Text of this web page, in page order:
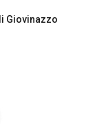
Giovinazzo